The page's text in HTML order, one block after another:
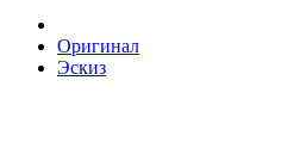
Оригинал
Эскиз